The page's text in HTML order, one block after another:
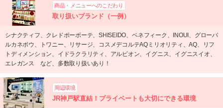
商品・メニューへのこだわり
取り扱いブランド（一例）
シナクティフ、クレドポーボーテ、SHISEIDO、ベネフィーク、INOUI、グローバ
ルカネボウ、トワニー、リサージ、コスメデコルテAQミリオリティ、AQ、リフ
トディメンション、イドラクラリティ、アルビオン、イグニス、イグニスイオ、
エレガンス など、多数取り扱いあり！
周辺環境
JR神戸駅直結！プライベートも大切にできる環境